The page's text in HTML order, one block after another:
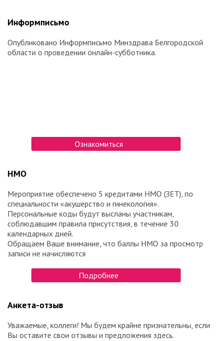
Информписьмо
Опубликовано Информписьмо Минздрава Белгородской
области о проведении онлайн-субботника.
Ознакомиться
НМО
Мероприятие обеспечено 5 кредитами НМО (ЗЕТ), по
специальности «акушерство и гинекология».
Персональные коды будут высланы участникам,
соблюдавшим правила присутствия, в течение 30
календарных дней.
Обращаем Ваше внимание, что баллы НМО за просмотр
записи не начисляются
Подробнее
Анкета-отзыв
Уважаемые, коллеги! Мы будем крайне признательны, если
Вы оставите свои отзывы и предложения здесь.